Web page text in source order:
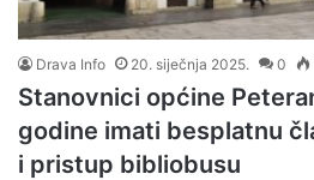
Drava Info 20. siječnja 2025. 0
Stanovnici općine
godine imati besplatnu
i pristup bibliobusu